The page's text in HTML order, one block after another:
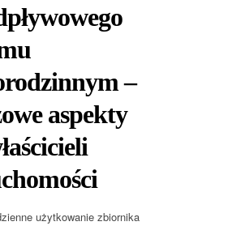
–
aspekty
użytkowanie zbiornika